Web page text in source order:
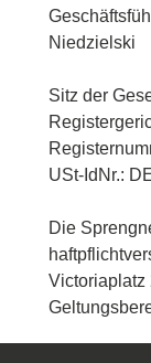
Niedzielski
Sitz der
USt-IdNr.:
Die
Victoriaplatz